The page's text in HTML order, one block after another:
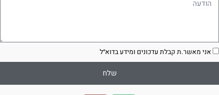
אני מאשר.ת קבלת עדכונים ומידע בדוא״ל
שלח